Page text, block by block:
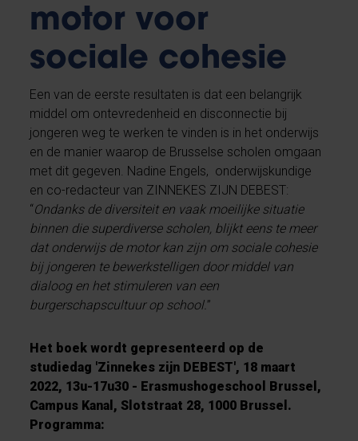
motor voor
sociale cohesie
Een van de eerste resultaten is dat een belangrijk
middel om ontevredenheid en disconnectie bij
jongeren weg te werken te vinden is in het onderwijs
en de manier waarop de Brusselse scholen omgaan
met dit gegeven. Nadine Engels, onderwijskundige
en co-redacteur van ZINNEKES ZIJN DEBEST:
“Ondanks de diversiteit en vaak moeilijke situatie
binnen die superdiverse scholen, blijkt eens te meer
dat onderwijs de motor kan zijn om sociale cohesie
bij jongeren te bewerkstelligen door middel van
dialoog en het stimuleren van een
burgerschapscultuur op school. ”
Het boek wordt gepresenteerd op de
studiedag 'Zinnekes zijn DEBEST', 18 maart
2022, 13u-17u30 - Erasmushogeschool Brussel,
Campus Kanal, Slotstraat 28, 1000 Brussel.
Programma: